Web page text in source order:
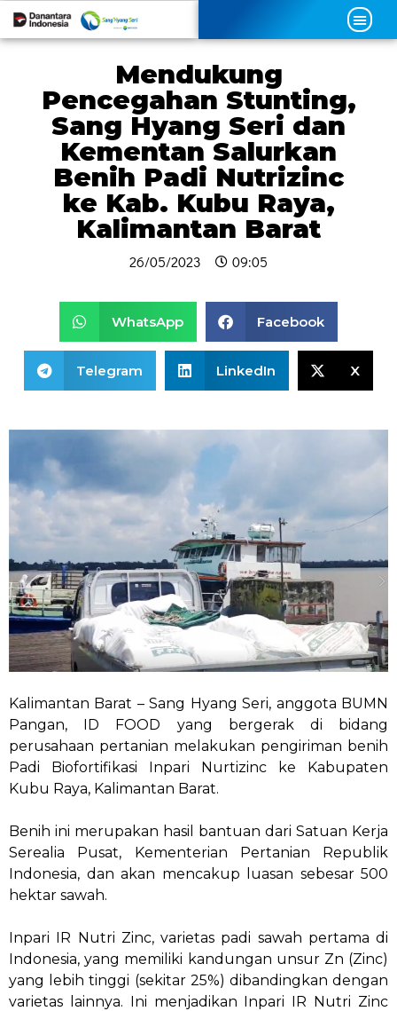
Mendukung
Pencegahan Stunting,
Sang Hyang Seri dan
Kementan Salurkan
Benih Padi Nutrizinc
ke Kab. Kubu Raya,
Kalimantan Barat
26/05/2023 09:05
WhatsApp Facebook
Telegram LinkedIn X
Kalimantan Barat – Sang Hyang Seri, anggota BUMN
Pangan, ID FOOD yang bergerak di bidang
perusahaan pertanian melakukan pengiriman benih
Padi Biofortifikasi Inpari Nurtizinc ke Kabupaten
Kubu Raya, Kalimantan Barat.
Benih ini merupakan hasil bantuan dari Satuan Kerja
Serealia Pusat, Kementerian Pertanian Republik
Indonesia, dan akan mencakup luasan sebesar 500
hektar sawah.
Inpari IR Nutri Zinc, varietas padi sawah pertama di
Indonesia, yang memiliki kandungan unsur Zn (Zinc)
yang lebih tinggi (sekitar 25%) dibandingkan dengan
varietas lainnya. Ini menjadikan Inpari IR Nutri Zinc